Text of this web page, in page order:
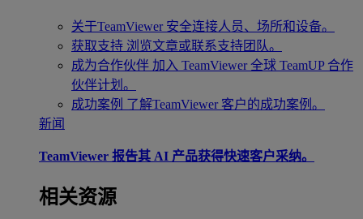
关于TeamViewer 安全连接人员、场所和设备。
获取支持 浏览文章或联系支持团队。
成为合作伙伴 加入 TeamViewer 全球 TeamUP 合作
伙伴计划。
成功案例 了解TeamViewer 客户的成功案例。
新闻
TeamViewer 报告其 AI 产品获得快速客户采纳。
相关资源